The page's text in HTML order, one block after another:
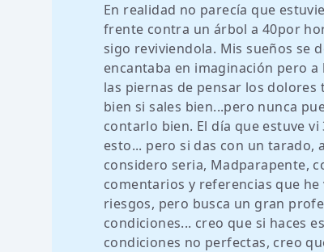
En realidad no parecía que
frente contra un árbol a 40por
sigo reviviendola. Mis sueños se
encantaba en imaginación pero a
las piernas de pensar los
bien si sales bien...pero nunca
contarlo bien. El día que estuve
esto... pero si das con un tarado,
considero seria, Madparapente,
comentarios y referencias que
riesgos, pero busca un gran
condiciones... creo que si haces
condiciones no perfectas, creo